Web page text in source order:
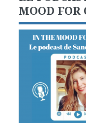
MOOD